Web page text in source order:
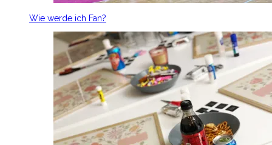
Wie werde ich Fan?